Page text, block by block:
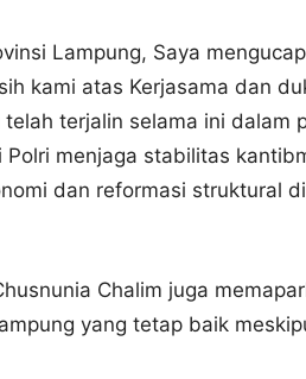
Lampung, Saya
kami atas Kerjasama dan
terjalin selama ini dalam
menjaga stabilitas
dan reformasi struktural
Chalim juga
yang tetap baik